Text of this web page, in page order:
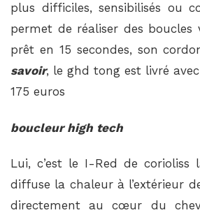
plus difficiles, sensibilisés ou
permet de réaliser des boucles
prêt en 15 secondes, son
savoir, le ghd tong est livré
175 euros
boucleur high tech
Lui, c’est le I-Red de corioliss
diffuse la chaleur à l’extérieur
directement au cœur du